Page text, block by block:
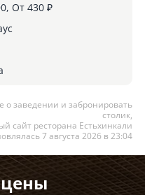
От 430 ₽
о заведении и забронировать
столик,
сайт ресторана Естьхинкали
7 августа 2026 в 23:04